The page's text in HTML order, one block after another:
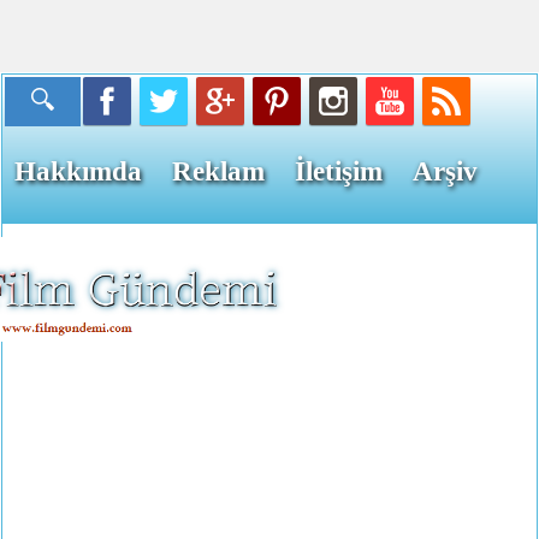
Hakkımda Reklam İletişim Arşiv